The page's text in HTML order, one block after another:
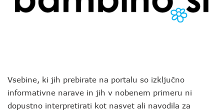
Vsebine, ki jih prebirate na portalu so izključno
informativne narave in jih v nobenem primeru ni
dopustno interpretirati kot nasvet ali navodila za